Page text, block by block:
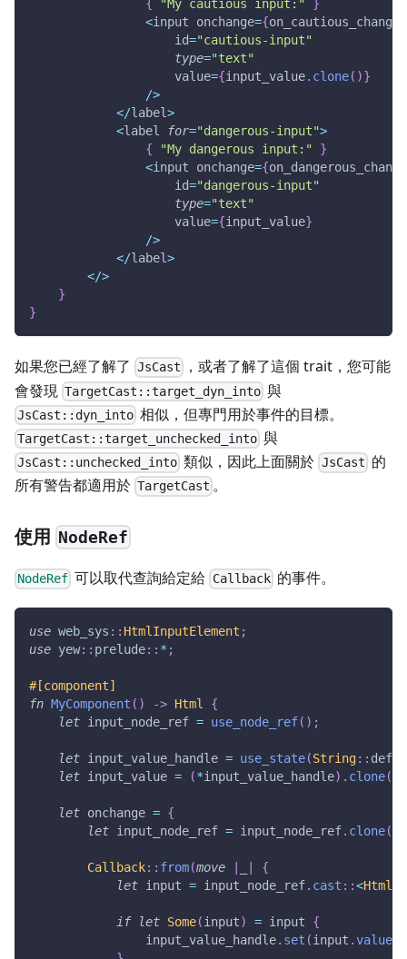
{
"My cautious input:"
}
<input onchange={on_cautious_change
                    id
="cautious-input"
type="text"
                    value
={input_value. clone( )}
/>
</label>
<label for="dangerous-input">
{
"My dangerous input:"
}
<input onchange={on_dangerous_change
                    id
="dangerous-input"
type="text"
                    value
={input_value}
/>
</label>
</>
}
}
如果您已經了解了 JsCast
，或者了解了這個 trait，您可能
會發現 TargetCast::target_dyn_into 與
JsCast::dyn_into 相似，但專門用於事件的目標。
TargetCast::target_unchecked_into 與
JsCast::unchecked_into 類似，因此上面關於 JsCast 的
所有警告都適用於 TargetCast 。
使用 NodeRef
NodeRef 可以取代查詢給定給 Callback的事件。
use web_sys :: HtmlInputElement ;
use yew:: prelude:: * ;
#[component]
fn MyComponent ( ) -> Html
{
let input_node_ref = use_node_ref( ) ;
let input_value_handle = use_state(String::
let input_value = (*input_value_handle) . clone(
let onchange = {
let input_node_ref = input_node_ref. clone(
Callback:: from(move
{
let input = input_node_ref. cast ::<
if let Some(input) = input {
                input_value_handle
. set (input .value